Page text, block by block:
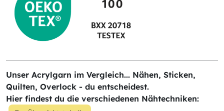
Unser Acrylgarn im Vergleich... Nähen, Sticken,
Quilten, Overlock - du entscheidest.
Hier findest du die verschiedenen Nähtechniken: